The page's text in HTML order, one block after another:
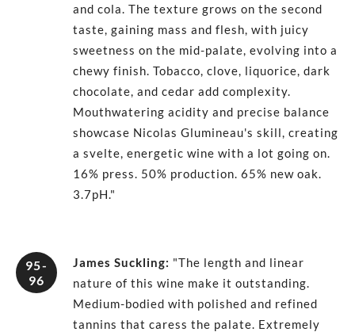
and cola. The texture grows on the second
taste, gaining mass and flesh, with juicy
sweetness on the mid-palate, evolving into a
chewy finish. Tobacco, clove, liquorice, dark
chocolate, and cedar add complexity.
Mouthwatering acidity and precise balance
showcase Nicolas Glumineau's skill, creating
a svelte, energetic wine with a lot going on.
16% press. 50% production. 65% new oak.
3.7pH."
95-
96
James Suckling: "The length and linear
nature of this wine make it outstanding.
Medium-bodied with polished and refined
tannins that caress the palate. Extremely